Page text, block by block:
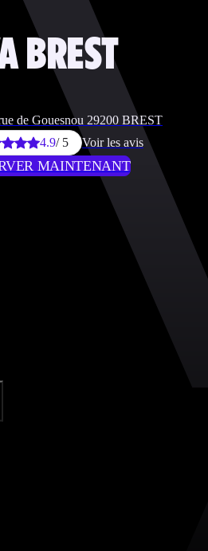
BREST
de Gouesnou 29200 BREST
4.9/ 5 Voir les avis
MAINTENANT